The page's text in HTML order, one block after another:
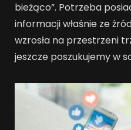
bieżąco”. Potrzeba
informacji właśnie ze
wzrosła na przestrzeni
jeszcze poszukujemy w